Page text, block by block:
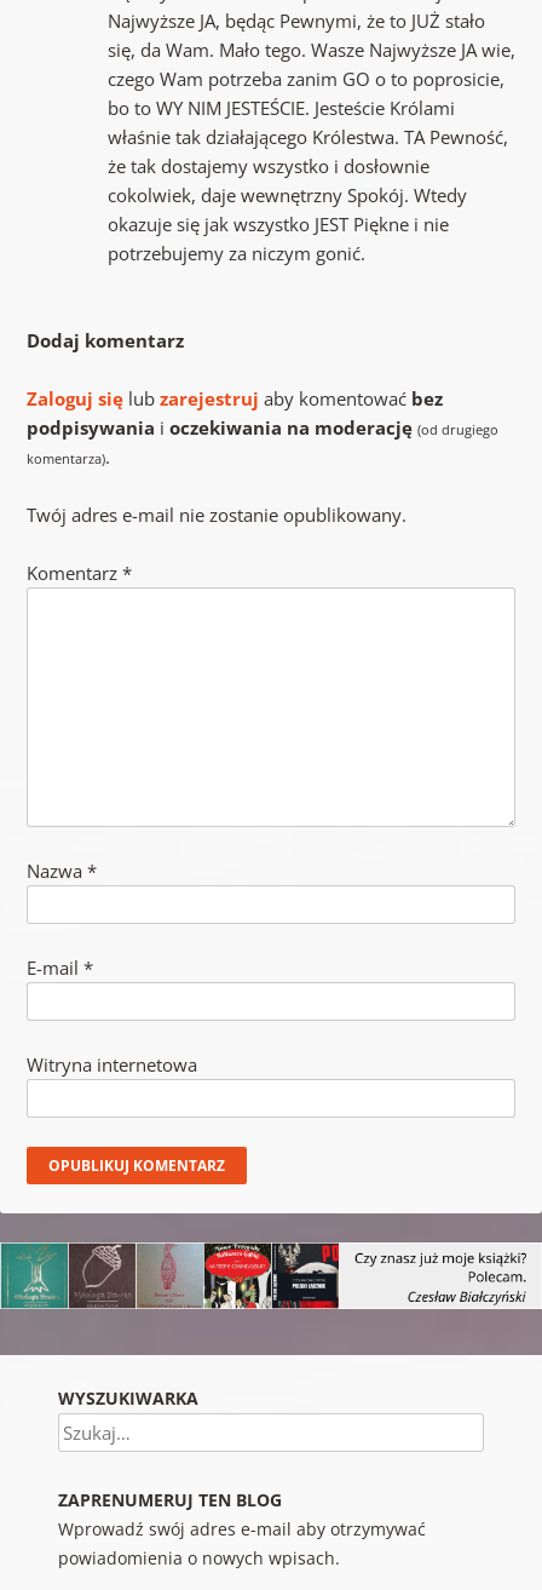
Najwyższe JA, będąc Pewnymi, że to JUŻ stało
się, da Wam. Mało tego. Wasze Najwyższe JA wie,
czego Wam potrzeba zanim GO o to poprosicie,
bo to WY NIM JESTEŚCIE. Jesteście Królami
właśnie tak działającego Królestwa. TA Pewność,
że tak dostajemy wszystko i dosłownie
cokolwiek, daje wewnętrzny Spokój. Wtedy
okazuje się jak wszystko JEST Piękne i nie
potrzebujemy za niczym gonić.
Dodaj komentarz
Zaloguj sięlub zarejestruj aby komentować bez
podpisywania i oczekiwania na moderację (od drugiego
komentarza).
Twój adres e-mail nie zostanie opublikowany.
Komentarz *
Nazwa *
E-mail *
Witryna internetowa
WYSZUKIWARKA
Szukaj
ZAPRENUMERUJ TEN BLOG
Wprowadź swój adres e-mail aby otrzymywać
powiadomienia o nowych wpisach.